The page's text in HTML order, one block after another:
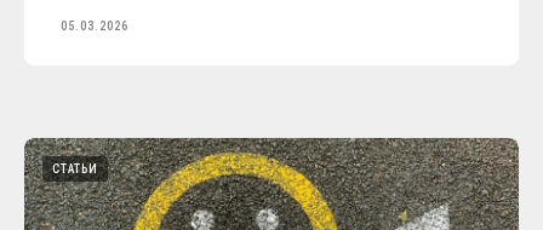
05.03.2026
СТАТЬИ